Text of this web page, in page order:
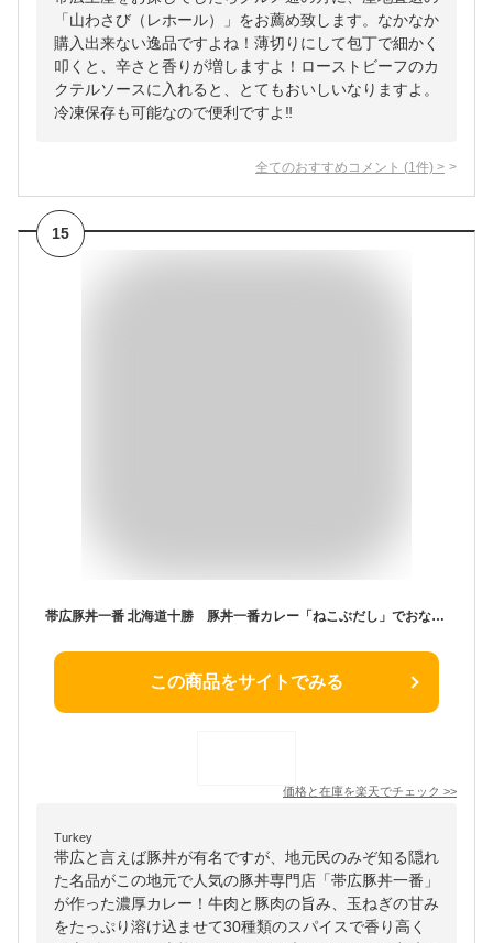
「山わさび（レホール）」をお薦め致します。なかなか
購入出来ない逸品ですよね！薄切りにして包丁で細かく
叩くと、辛さと香りが増しますよ！ローストビーフのカ
クテルソースに入れると、とてもおいしいなりますよ。
冷凍保存も可能なので便利ですよ‼️
全てのおすすめコメント (1 件) >
15
帯広豚丼一番 北海道十勝 豚丼一番カレー「ねこぶだし」でおなじみ「とれたて！美味いもの市」から登場
この商品をサイトでみる
価格と在庫を楽天でチェック >>
Turkey
帯広と言えば豚丼が有名ですが、地元民のみぞ知る隠れ
た名品がこの地元で人気の豚丼専門店「帯広豚丼一番」
が作った濃厚カレー！牛肉と豚肉の旨み、玉ねぎの甘み
をたっぷり溶け込ませて30種類のスパイスで香り高く